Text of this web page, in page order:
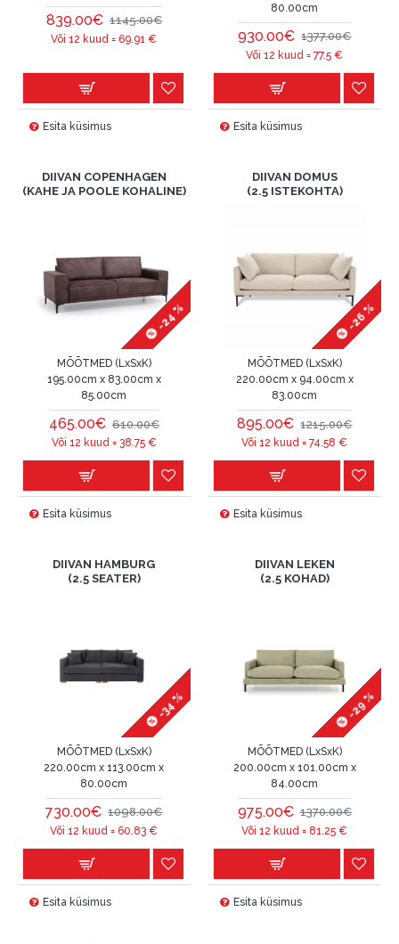
839.00€ 1145.00€
Või 12 kuud = 69.91 €
Esita küsimus
80.00cm
930.00€ 1377.00€
Või 12 kuud =77.5 €
Esita küsimus
DIIVAN COPENHAGEN
(KAHE JA POOLE KOHALINE)
-24 %
MÕÕTMED (LxSxK)
195.00cm x 83.00cm x
85.00cm
465.00€ 610.00€
Või 12 kuud = 38.75€
Esita küsimus
DIIVAN DOMUS
(2.5 ISTEKOHTA)
-26 %
MÕÕTMED (LxSxK)
220.00cm x 94.00cm x
83.00cm
895.00€ 1215.00€
Või 12 kuud =74.58 €
Esita küsimus
DIIVAN HAMBURG
(2.5 SEATER)
-34 %
MÕÕTMED (LxSxK)
220.00cm x 113.00cm x
80.00cm
730.00€ 1098.00€
Või 12 kuud = 60.83 €
Esita küsimus
DIIVAN LEKEN
(2.5 KOHAD)
-29 %
MÕÕTMED (LxSxK)
200.00cm x 101.00cm x
84.00cm
975.00€ 1370.00€
Või 12 kuud = 81.25 €
Esita küsimus